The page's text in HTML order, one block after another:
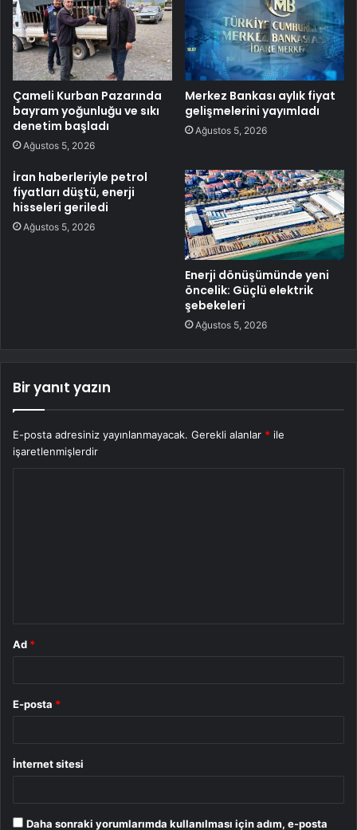
Çameli Kurban Pazarında
bayram yoğunluğu ve sıkı
denetim başladı
Ağustos 5, 2026
Merkez Bankası aylık fiyat
gelişmelerini yayımladı
Ağustos 5, 2026
İran haberleriyle petrol
fiyatları düştü, enerji
hisseleri geriledi
Ağustos 5, 2026
Enerji dönüşümünde yeni
öncelik: Güçlü elektrik
şebekeleri
Ağustos 5, 2026
Bir yanıt yazın
E-posta adresiniz yayınlanmayacak. Gerekli alanlar * ile
işaretlenmişlerdir
Ad *
E-posta *
İnternet sitesi
Daha sonraki yorumlarımda kullanılması için adım, e-posta